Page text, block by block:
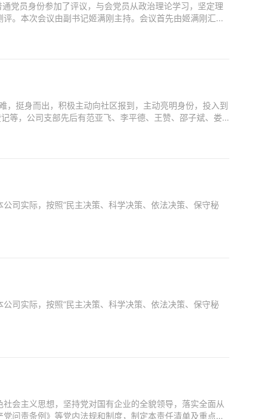
党员身份参加了评议，与会党员从政治理论学习，坚定理
。本次会议由副书记姬满刚主持。会议首先由姬满刚汇...
，挺身而出，积极主动向社区报到，主动亮明身份，投入到
等，公司支部先后有范亚飞、李平德、王赞、邵子斌、娄
司实际，按照“民主决策、科学决策、依法决策、保守秘
司实际，按照“民主决策、科学决策、依法决策、保守秘
会主义思想，坚持党对国有企业的全貌领导，落实全面从
问责条例》等党内法规和制度，制定本责任清单及重点任